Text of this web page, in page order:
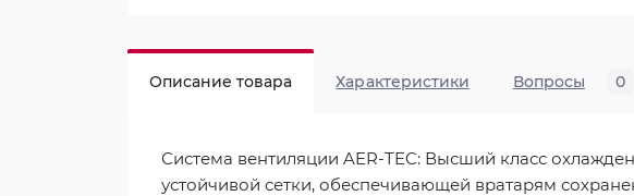
Описание товара Характеристики Вопросы 0
Система вентиляции AER-TEC: Высший класс
устойчивой сетки, обеспечивающей вратарям